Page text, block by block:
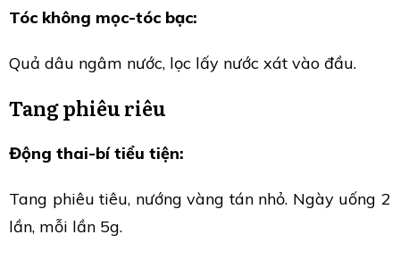
Tóc không mọc-tóc bạc:
Quả dâu ngâm nước, lọc lấy nước xát vào đầu.
Tang phiêu riêu
Động thai-bí tiểu tiện:
Tang phiêu tiêu, nướng vàng tán nhỏ. Ngày uống 2
lần, mỗi lần 5g.